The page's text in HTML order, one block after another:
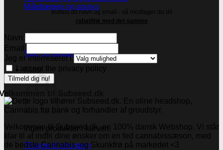
Målebægere og sprays
Tilbehør
Tape og fastgørelse
Kurv
Ingen produkter i kurven.
Tilbage til shoppen
Indtast dit navn og email - så modtager du dit
rabatlink med det samme
Navn
Email
Jeg er interreseret i
I accept the privacy policy
til Subseed.dk
Velkommen til Subseed.dk, en 100% dansk Webshop. Vi står
klar til at indfri dine ønsker om en fed cannabissæson, med
de bedste Cannabis -og Skunkfrø på markedet <3